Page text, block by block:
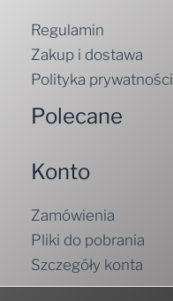
Regulamin
Zakup i dostawa
Polityka prywatności
Polecane
Konto
Zamówienia
Pliki do pobrania
Szczegóły konta